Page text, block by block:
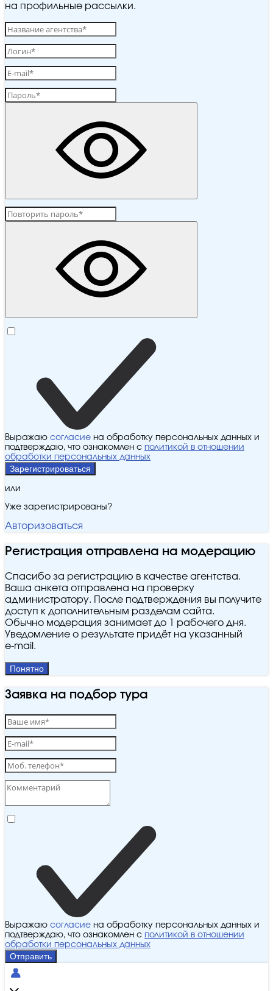
на профильные рассылки.
Выражаю согласие на обработку персональных данных и
подтверждаю, что ознакомлен с политикой в отношении
обработки персональных данных
Зарегистрироваться
или
Уже зарегистрированы?
Авторизоваться
Регистрация отправлена на модерацию
Спасибо за регистрацию в качестве агентства.
Ваша анкета отправлена на проверку
администратору. После подтверждения вы получите
доступ к дополнительным разделам сайта.
Обычно модерация занимает до 1 рабочего дня.
Уведомление о результате придёт на указанный
e‑mail.
Понятно
Заявка на подбор тура
Выражаю согласие на обработку персональных данных и
подтверждаю, что ознакомлен с политикой в отношении
обработки персональных данных
Отправить